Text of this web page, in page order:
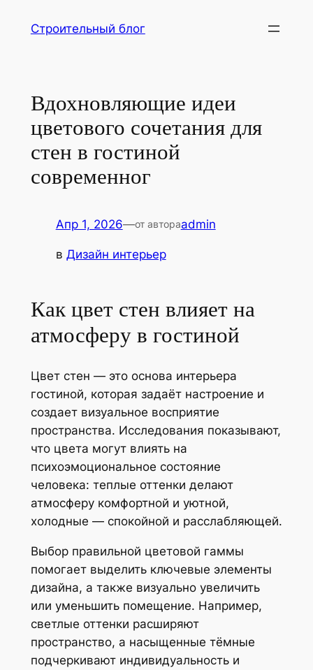
Строительный блог
Вдохновляющие идеи
цветового сочетания для
стен в гостиной
современног
Апр 1, 2026—от автораadmin
в Дизайн интерьер
Как цвет стен влияет на
атмосферу в гостиной
Цвет стен — это основа интерьера
гостиной, которая задаёт настроение и
создает визуальное восприятие
пространства. Исследования показывают,
что цвета могут влиять на
психоэмоциональное состояние
человека: теплые оттенки делают
атмосферу комфортной и уютной,
холодные — спокойной и расслабляющей.
Выбор правильной цветовой гаммы
помогает выделить ключевые элементы
дизайна, а также визуально увеличить
или уменьшить помещение. Например,
светлые оттенки расширяют
пространство, а насыщенные тёмные
подчеркивают индивидуальность и